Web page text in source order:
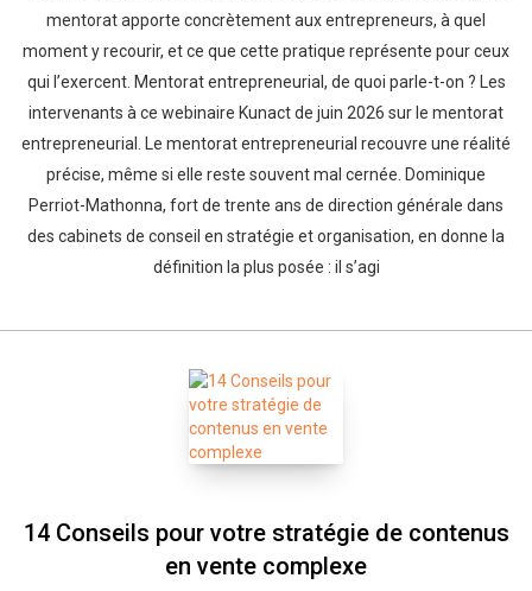
mentorat apporte concrètement aux entrepreneurs, à quel
moment y recourir, et ce que cette pratique représente pour ceux
qui l’exercent. Mentorat entrepreneurial, de quoi parle-t-on ? Les
intervenants à ce webinaire Kunact de juin 2026 sur le mentorat
entrepreneurial. Le mentorat entrepreneurial recouvre une réalité
précise, même si elle reste souvent mal cernée. Dominique
Perriot-Mathonna, fort de trente ans de direction générale dans
des cabinets de conseil en stratégie et organisation, en donne la
définition la plus posée : il s’agi
14 Conseils pour votre stratégie de contenus
en vente complexe